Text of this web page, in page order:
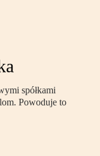
spółkami
Powoduje to